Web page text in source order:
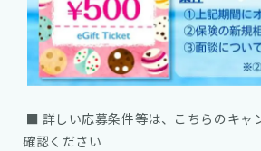
■ 詳しい応募条件等は、こちらのキャ
確認ください